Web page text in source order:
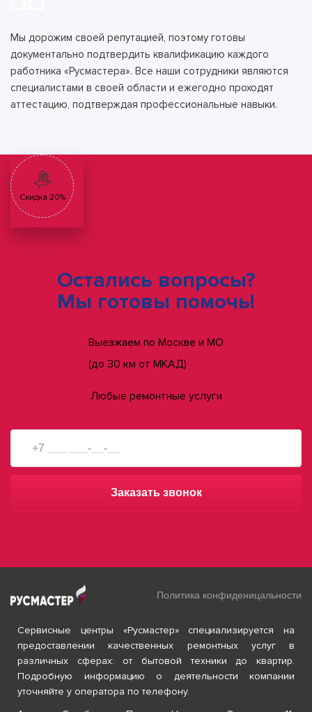
Мы дорожим своей репутацией, поэтому готовы
документально подтвердить квалификацию каждого
работника «Русмастера». Все наши сотрудники являются
специалистами в своей области и ежегодно проходят
аттестацию, подтверждая профессиональные навыки.
Скидка 20%
Остались вопросы?
Мы готовы помочь!
Выезжаем по Москве и МО
(до 30 км от МКАД)
Любые ремонтные услуги
Заказать звонок
Политика конфиденицальности
Сервисные центры «Русмастер» специализируется на
предоставлении качественных ремонтных услуг в
различных сферах: от бытовой техники до квартир.
Подробную информацию о деятельности компании
уточняйте у оператора по телефону.